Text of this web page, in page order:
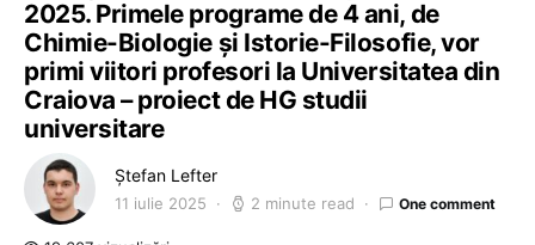
2025. Primele programe de 4 ani, de
Chimie-Biologie și Istorie-Filosofie, vor
primi viitori profesori la Universitatea din
Craiova – proiect de HG studii
universitare
Ștefan Lefter
11 iulie 2025 2 minute read One comment